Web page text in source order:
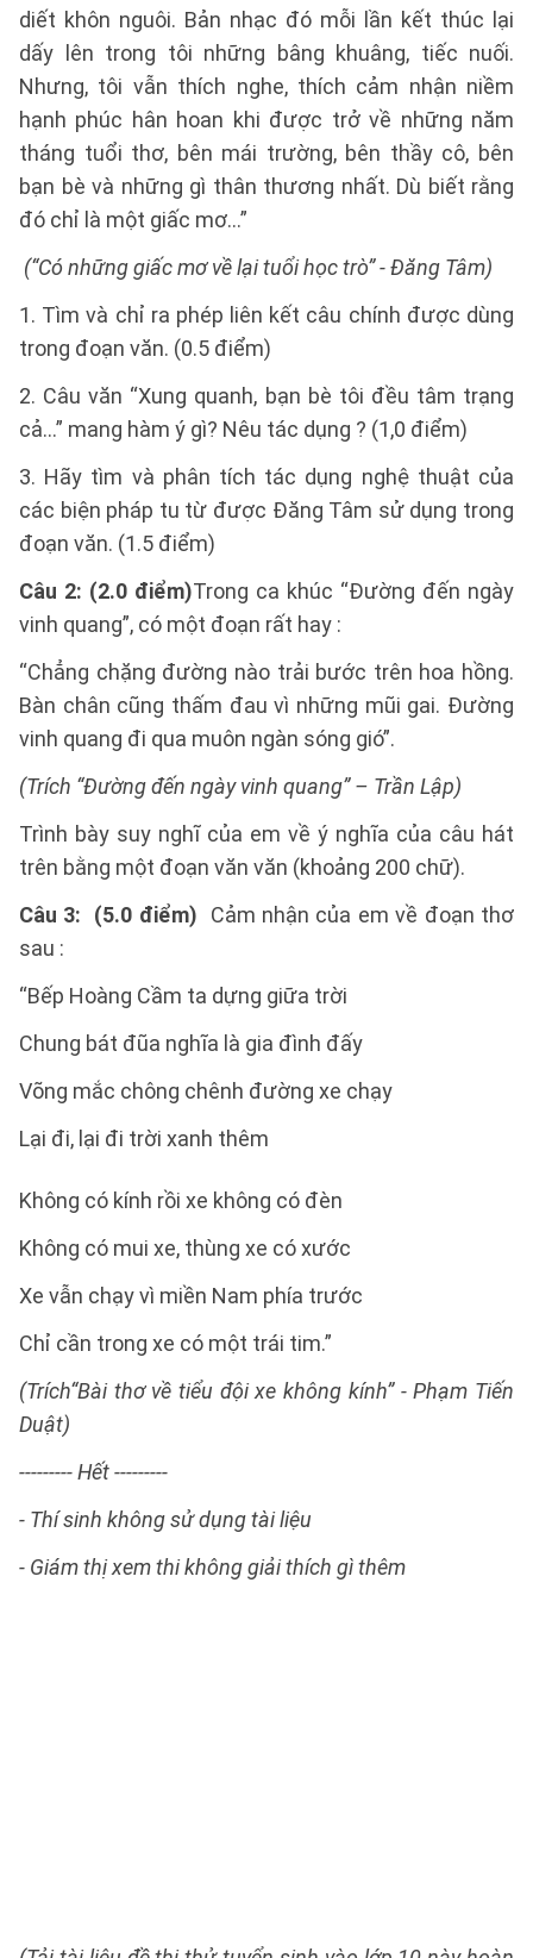
diết khôn nguôi. Bản nhạc đó mỗi lần kết thúc lại
dấy lên trong tôi những bâng khuâng, tiếc nuối.
Nhưng, tôi vẫn thích nghe, thích cảm nhận niềm
hạnh phúc hân hoan khi được trở về những năm
tháng tuổi thơ, bên mái trường, bên thầy cô, bên
bạn bè và những gì thân thương nhất. Dù biết rằng
đó chỉ là một giấc mơ...”
(“Có những giấc mơ về lại tuổi học trò” - Đăng Tâm)
1. Tìm và chỉ ra phép liên kết câu chính được dùng
trong đoạn văn. (0.5 điểm)
2. Câu văn “Xung quanh, bạn bè tôi đều tâm trạng
cả…” mang hàm ý gì? Nêu tác dụng ? (1,0 điểm)
3. Hãy tìm và phân tích tác dụng nghệ thuật của
các biện pháp tu từ được Đăng Tâm sử dụng trong
đoạn văn. (1.5 điểm)
Câu 2: (2.0 điểm)Trong ca khúc “Đường đến ngày
vinh quang”, có một đoạn rất hay :
“Chẳng chặng đường nào trải bước trên hoa hồng.
Bàn chân cũng thấm đau vì những mũi gai. Đường
vinh quang đi qua muôn ngàn sóng gió”.
(Trích “Đường đến ngày vinh quang” – Trần Lập)
Trình bày suy nghĩ của em về ý nghĩa của câu hát
trên bằng một đoạn văn văn (khoảng 200 chữ).
Câu 3: (5.0 điểm)
Cảm nhận của em về đoạn thơ
sau :
“Bếp Hoàng Cầm ta dựng giữa trời
Chung bát đũa nghĩa là gia đình đấy
Võng mắc chông chênh đường xe chạy
Lại đi, lại đi trời xanh thêm
Không có kính rồi xe không có đèn
Không có mui xe, thùng xe có xước
Xe vẫn chạy vì miền Nam phía trước
Chỉ cần trong xe có một trái tim.”
(Trích“Bài thơ về tiểu đội xe không kính” - Phạm Tiến
Duật)
--------- Hết ---------
- Thí sinh không sử dụng tài liệu
- Giám thị xem thi không giải thích gì thêm